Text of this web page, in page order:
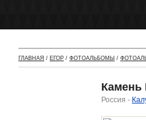
ГЛАВНАЯ / ЕГОР / ФОТОАЛЬБОМЫ /
Камень
Россия -